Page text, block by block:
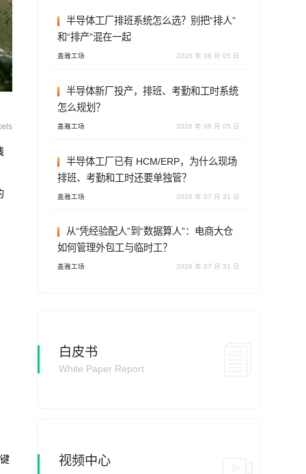
半导体工厂排班系统怎么选？别把“排人”
和“排产”混在一起
盖雅工场 2026 年 08 月 05 日
半导体新厂投产，排班、考勤和工时系统
怎么规划？
盖雅工场 2026 年 08 月 05 日
半导体工厂已有 HCM/ERP，为什么现场
排班、考勤和工时还要单独管？
盖雅工场 2026 年 07 月 31 日
从“凭经验配人”到“数据算人”：电商大仓
如何管理外包工与临时工？
盖雅工场 2026 年 07 月 31 日
白皮书
White Paper Report
视频中心